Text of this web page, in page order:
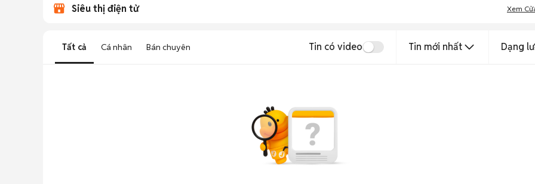
Siêu thị điện tử Xem
Tất cả Cá nhân Bán chuyên Tin có video Tin mới nhất Dạng